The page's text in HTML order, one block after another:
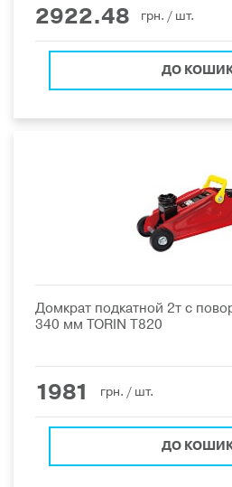
2922.48 грн. / шт.
ДО
Домкрат подкатной 2т с
340 мм TORIN T820
1981 грн. / шт.
ДО